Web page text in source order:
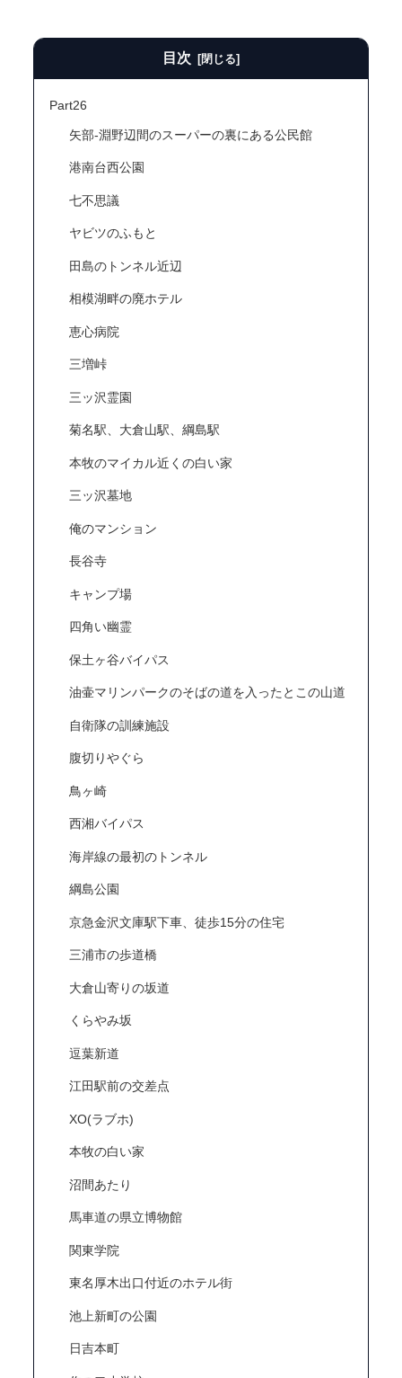
目次
Part26
矢部-淵野辺間のスーパーの裏にある公民館
港南台西公園
七不思議
ヤビツのふもと
田島のトンネル近辺
相模湖畔の廃ホテル
恵心病院
三増峠
三ッ沢霊園
菊名駅、大倉山駅、綱島駅
本牧のマイカル近くの白い家
三ッ沢墓地
俺のマンション
長谷寺
キャンプ場
四角い幽霊
保土ヶ谷バイパス
油壷マリンパークのそばの道を入ったとこの山道
自衛隊の訓練施設
腹切りやぐら
鳥ヶ崎
西湘バイパス
海岸線の最初のトンネル
綱島公園
京急金沢文庫駅下車、徒歩15分の住宅
三浦市の歩道橋
大倉山寄りの坂道
くらやみ坂
逗葉新道
江田駅前の交差点
XO(ラブホ)
本牧の白い家
沼間あたり
馬車道の県立博物館
関東学院
東名厚木出口付近のホテル街
池上新町の公園
日吉本町